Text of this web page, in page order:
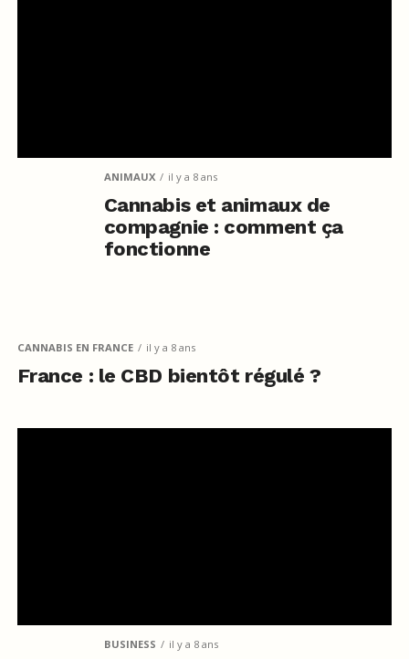
ANIMAUX il y a 8 ans
Cannabis et animaux de
compagnie : comment ça
fonctionne
CANNABIS EN FRANCE il y a 8 ans
France : le CBD bientôt régulé ?
BUSINESS il y a 8 ans